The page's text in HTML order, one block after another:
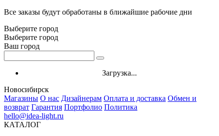
Все заказы будут обработаны в ближайшие рабочие дни
Выберите город
Выберите город
Ваш город
Загрузка...
Новосибирск
Магазины О нас Дизайнерам Оплата и доставка Обмен и
возврат Гарантия Портфолио Политика
hello@idea-light.ru
КАТАЛОГ